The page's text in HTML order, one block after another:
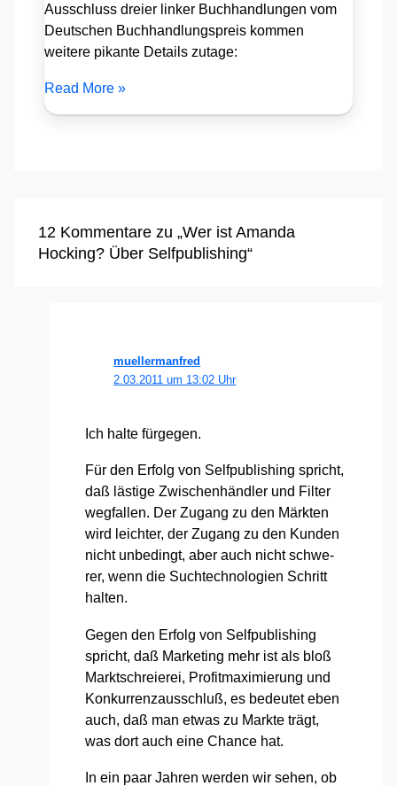
Ausschluss dreier linker Buchhandlungen vom
Deutschen Buchhandlungspreis kommen
weitere pikante Details zutage:
Read More »
12 Kommentare zu „Wer ist Amanda
Hocking? Über Selfpublishing“
muellermanfred
2.03.2011 um 13:02 Uhr
Ich hal­te für­ge­gen.
Für den Erfolg von Self­pu­bli­shing spricht,
daß läs­ti­ge Zwi­schen­händ­ler und Fil­ter
weg­fal­len. Der Zugang zu den Märk­ten
wird leich­ter, der Zugang zu den Kun­den
nicht unbe­dingt, aber auch nicht schwe­
rer, wenn die Such­tech­no­lo­gien Schritt
hal­ten.
Gegen den Erfolg von Self­pu­bli­shing
spricht, daß Mar­ke­ting mehr ist als bloß
Markt­schreie­rei, Pro­fit­ma­xi­mie­rung und
Kon­kur­renz­aus­schluß, es bedeu­tet eben
auch, daß man etwas zu Mark­te trägt,
was dort auch eine Chan­ce hat.
In ein paar Jah­ren wer­den wir sehen, ob